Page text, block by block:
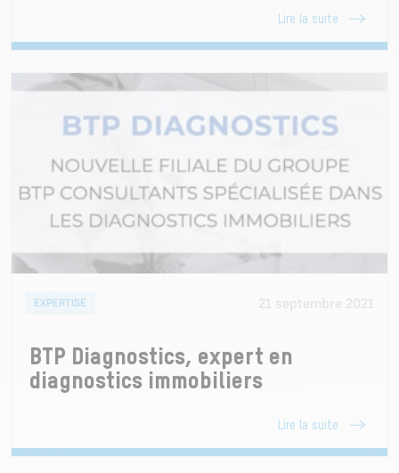
Lire la suite
EXPERTISE
BTP Diagnostics, expert en
diagnostics immobiliers
Lire la suite